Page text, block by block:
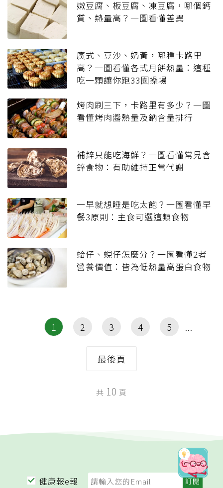
嫩豆腐、板豆腐、凍豆腐，哪個鈣
質、熱量高？一圖看懂差異
廣式、豆沙、奶黃，哪種卡路里
高？一圖看懂各式月餅熱量：這種
吃一顆讓你跑33圈操場
烤肉刷三下，卡路里有多少？一圖
看懂烤肉醬熱量及鈉含量排行
補鋅只能吃海鮮？一圖看懂常見含
鋅食物：有助維持正常代謝
一早就想睡是吃太飽？一圖看懂早
餐3原則：主食可選這類食物
蛤仔、蜆仔怎麼分？一圖看懂2者
營養價值：皆為低熱量高蛋白食物
1 2 3 4 5
最後頁
共 10 頁
健康報e報